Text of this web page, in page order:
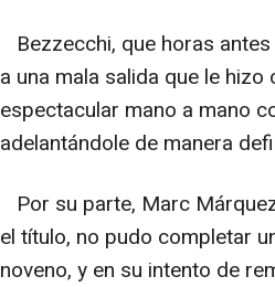
Bezzecchi, que horas
a una mala salida que le
espectacular mano a mano
adelantándole de manera
Por su parte, Marc
el título, no pudo completar
noveno, y en su intento de